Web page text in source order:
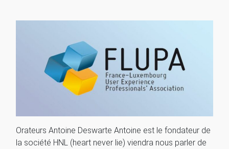
Orateurs Antoine Deswarte Antoine est le fondateur de
la société HNL (heart never lie) viendra nous parler de